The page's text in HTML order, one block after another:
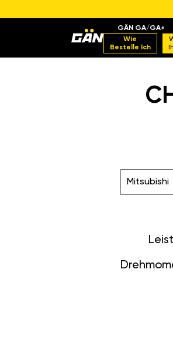
GÄN GA/GA+
Wie
Bestelle Ich
Mitsubishi